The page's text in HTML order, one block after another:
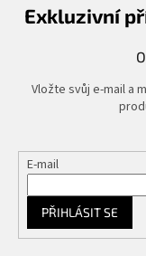
Exkluzivní
Vložte svůj e-mail a
E-mail
PŘIHLÁSIT SE